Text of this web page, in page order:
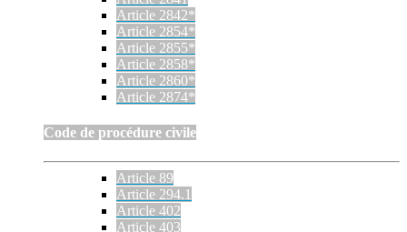
Article 2842*
Article 2854*
Article 2855*
Article 2858*
Article 2860*
Article 2874*
Code de procédure civile
Article 89
Article 294.1
Article 402
Article 403